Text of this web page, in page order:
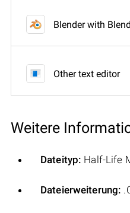
Blender with
Other text editor
Weitere
Dateityp: Half-Life
Dateierweiterung: